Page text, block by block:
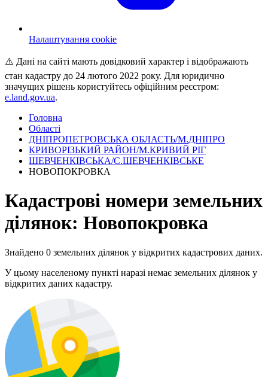
Налаштування cookie
⚠️ Дані на сайті мають довідковий характер і відображають
стан кадастру до 24 лютого 2022 року. Для юридично
значущих рішень користуйтесь офіційним реєстром:
e.land.gov.ua.
Головна
Області
ДНІПРОПЕТРОВСЬКА ОБЛАСТЬ/М.ДНІПРО
КРИВОРІЗЬКИЙ РАЙОН/М.КРИВИЙ РІГ
ШЕВЧЕНКІВСЬКА/С.ШЕВЧЕНКІВСЬКЕ
НОВОПОКРОВКА
Кадастрові номери земельних
ділянок: Новопокровка
Знайдено 0 земельних ділянок у відкритих кадастрових даних.
У цьому населеному пункті наразі немає земельних ділянок у
відкритих даних кадастру.